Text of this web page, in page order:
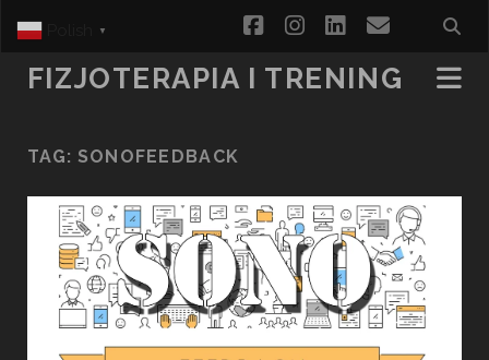
facebookinstagram
linkedinemail
FIZJOTERAPIA I TRENING
TAG: SONOFEEDBACK
▼